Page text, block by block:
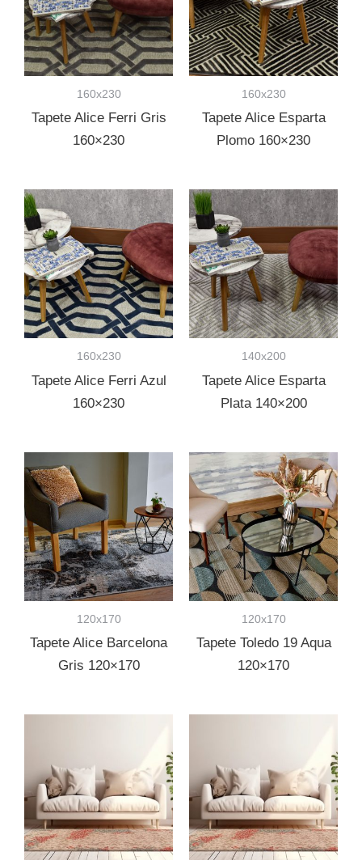
160x230
Tapete Alice Ferri Gris
160×230
160x230
Tapete Alice Esparta
Plomo 160×230
160x230
Tapete Alice Ferri Azul
160×230
140x200
Tapete Alice Esparta
Plata 140×200
120x170
Tapete Alice Barcelona
Gris 120×170
120x170
Tapete Toledo 19 Aqua
120×170